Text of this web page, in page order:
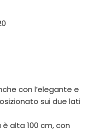
con l’elegante e
sui due lati
alta 100 cm, con